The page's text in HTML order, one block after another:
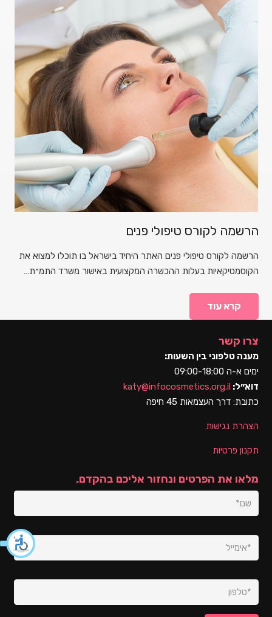
הרשמה לקורס טיפולי פנים
הרשמה לקורס טיפולי פנים האתר היחיד בישראל בו תוכלו למצוא את
הקוסמטיקאיות בעלות ההכשרה המקצועית באישור משרד התמ״ת…
קרא עוד
צרו קשר
מענה טלפוני בין השעות:
ימים א-ה 09:00-18:00
דוא״ל:katy@infocosmetics.org.il
כתובת:דרך העצמאות 45 חיפה
הצהרת נגישות
תקנון פרטיות
מלאו את הפרטים ונחזור אליכם בהקדם.